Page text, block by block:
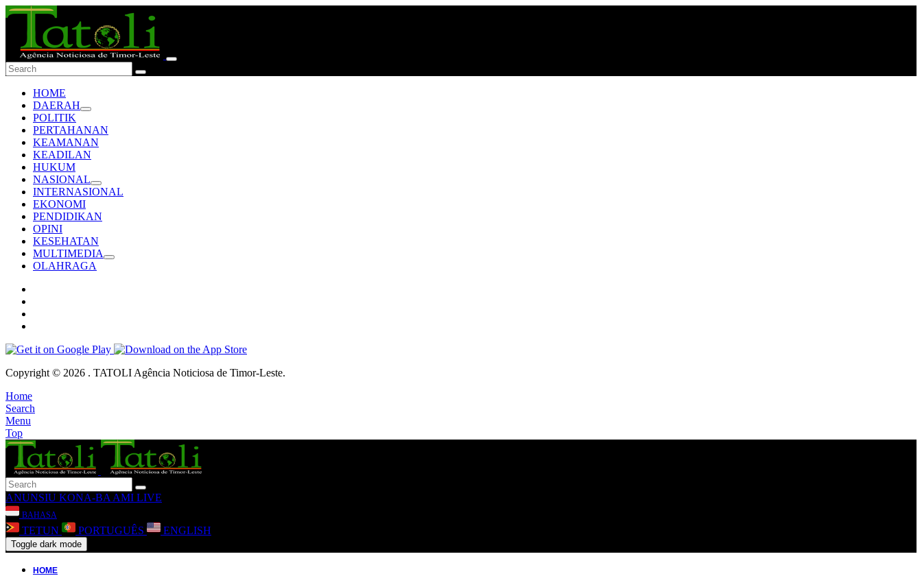
HOME
DAERAH
POLITIK
PERTAHANAN
KEAMANAN
KEADILAN
HUKUM
NASIONAL
INTERNASIONAL
EKONOMI
PENDIDIKAN
OPINI
KESEHATAN
MULTIMEDIA
OLAHRAGA
Copyright © 2026 . TATOLI Agência Noticiosa de Timor-Leste.
Home
Search
Menu
Top
ANUNSIU KONA-BA AMI LIVE
BAHASA
TETUN PORTUGUÊS ENGLISH
Toggle dark mode
HOME